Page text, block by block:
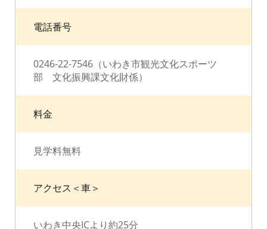
電話番号
0246-22-7546（いわき市観光文化スポーツ
部 文化振興課文化財係）
料金
見学料無料
アクセス＜車＞
いわき中央ICより約25分